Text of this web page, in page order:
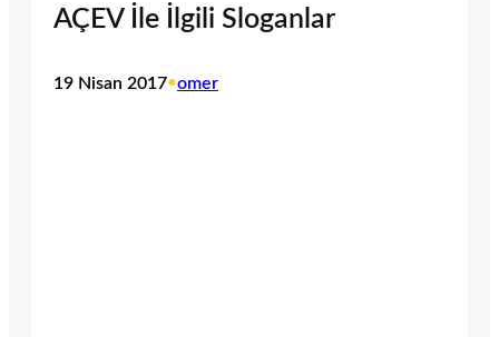
AÇEV İle İlgili Sloganlar
19 Nisan 2017•omer